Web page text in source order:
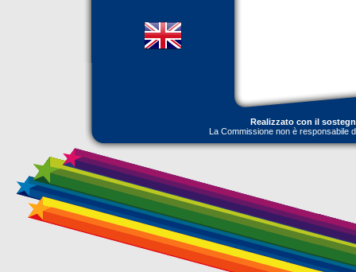
Realizzato con il
La Commissione non è responsabile